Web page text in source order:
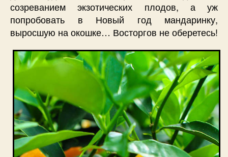
созреванием экзотических плодов, а уж
попробовать в Новый год мандаринку,
выросшую на окошке… Восторгов не оберетесь!